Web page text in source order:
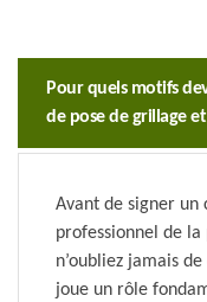
Pour quels motifs
de pose de grillage
Avant de signer un
professionnel de
n’oubliez jamais
joue un rôle